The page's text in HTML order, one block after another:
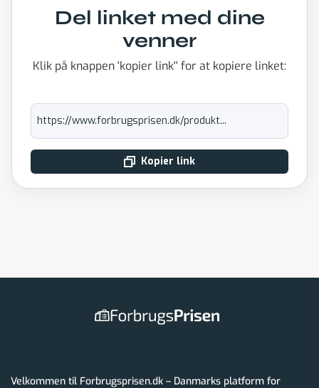
Del linket med dine
venner
Klik på knappen 'kopier link'' for at kopiere linket:
https://www.forbrugsprisen.dk/produkt...
Kopier link
Velkommen til Forbrugsprisen.dk – Danmarks platform for